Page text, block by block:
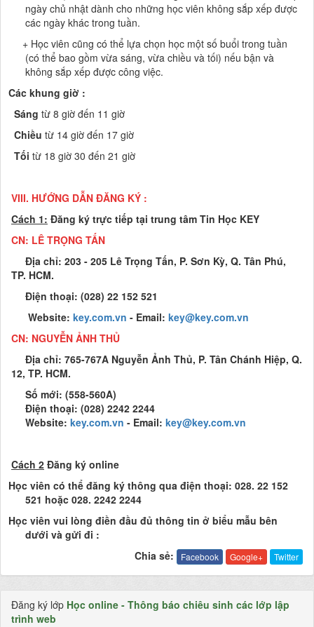
ngày chủ nhật dành cho những học viên không sắp xếp được
các ngày khác trong tuần.
+ Học viên cũng có thể lựa chọn học một số buổi trong tuần
(có thể bao gồm vừa sáng, vừa chiều và tối) nếu bận và
không sắp xếp được công việc.
Các khung giờ :
Sáng từ 8 giờ đến 11 giờ
Chiều từ 14 giờ đến 17 giờ
Tối từ 18 giờ 30 đến 21 giờ
VIII. HƯỚNG DẪN ĐĂNG KÝ :
Cách 1: Đăng ký trực tiếp tại trung tâm Tin Học KEY
CN: LÊ TRỌNG TẤN
Địa chỉ: 203 - 205 Lê Trọng Tấn, P. Sơn Kỳ, Q. Tân Phú,
TP. HCM.
Điện thoại: (028) 22 152 521
Website: key.com.vn - Email: key@key.com.vn
CN: NGUYỄN ẢNH THỦ
Địa chỉ: 765-767A Nguyễn Ảnh Thủ, P. Tân Chánh Hiệp, Q.
12, TP. HCM.
Số mới: (558-560A)
Điện thoại: (028) 2242 2244
Website: key.com.vn - Email: key@key.com.vn
Cách 2 Đăng ký online
Học viên có thể đăng ký thông qua điện thoại: 028. 22 152
521 hoặc 028. 2242 2244
Học viên vui lòng điền đầu đủ thông tin ở biểu mẫu bên
dưới và gửi đi :
Chia sẻ:
Facebook Google+ Twitter
Đăng ký lớp Học online - Thông báo chiêu sinh các lớp lập
trình web